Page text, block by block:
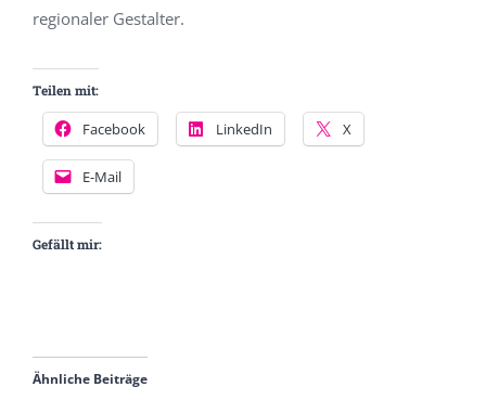
regionaler Gestalter.
Teilen mit:
Facebook LinkedIn X
E-Mail
Gefällt mir:
Ähnliche Beiträge